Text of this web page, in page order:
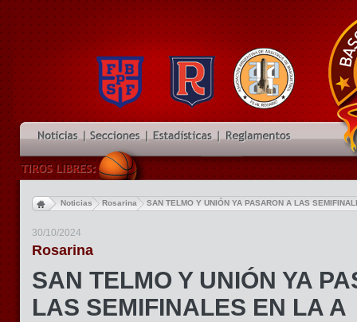
Noticias Rosarina SAN TELMO Y UNIÓN YA PASARON A LAS
30/10/2024
Rosarina
SAN TELMO Y UNIÓN YA
LAS SEMIFINALES EN LA A